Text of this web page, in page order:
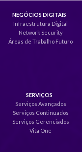
NEGÓCIOS DIGITAIS
Infraestrutura Digital
Network Security
Áreas de Trabalho Futuro
SERVIÇOS
Serviços Avançados
Serviços Continuados
Serviços Gerenciados
Vita One